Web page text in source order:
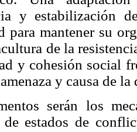
y estabilización
para mantener su
de la
y cohesión social
y causa de
serán los
de estados de